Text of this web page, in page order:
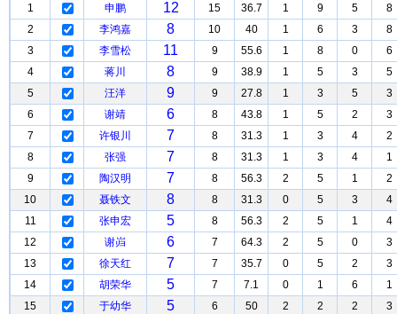
1
申鹏 12 15 36.7 1 9 5
8
2
李鸿嘉 8 10 40 1 6 3
8
3
李雪松 11 9 55.6 1 8 0
6
4
蒋川 8 9 38.9 1 5 3
5
5
汪洋 9 9 27.8 1 3 5
3
6
谢靖 6 8 43.8 1 5 2
3
7
许银川 7 8 31.3 1 3 4
2
8
张强 7 8 31.3 1 3 4
1
9
陶汉明 7 8 56.3 2 5 1
2
10
聂铁文 8 8 31.3 0 5 3
4
11
张申宏 5 8 56.3 2 5 1
4
12
谢岿 6 7 64.3 2 5 0
3
13
徐天红 7 7 35.7 0 5 2
3
14
胡荣华 5 7 7.1 0 1 6
1
15
于幼华 5 6 50 2 2 2
3